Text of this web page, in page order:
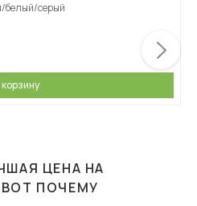
белый/серый
корзину
ЦЕНА НА
ПОЧЕМУ